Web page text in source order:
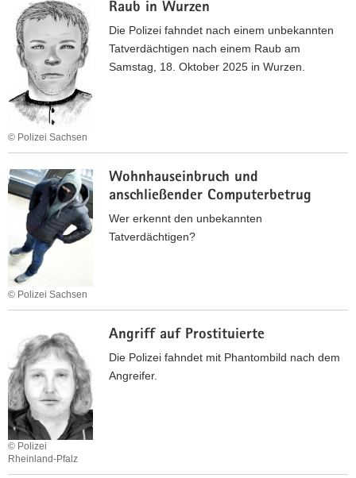
I
N
D
H
A
M
M
E
R
e
t
r
ü
g
e
i
M
a
s
c
h
w
i
z
g
a
c
h
w
e
i
e
r
e
m
m
u
ß
l
i
c
h
e
m
a
h
n
d
u
n
g
n
a
c
h
m
u
t
m
a
ß
i
c
h
e
m
A
u
t
Raub in Wurzen
© Polizei Sachsen
Die Polizei fahndet nach einem unbekannten
Tatverdächtigen nach einem Raub am
Samstag, 18. Oktober 2025 in Wurzen.
a
u
b
n
W
e
n
Wohnhauseinbruch und
anschließender Computerbetrug
© Polizei Sachsen
Wer erkennt den unbekannten
Tatverdächtigen?
o
h
n
h
a
u
s
e
Angriff auf Prostituierte
© Polizei
Rheinland-Pfalz
Die Polizei fahndet mit Phantombild nach dem
Angreifer.